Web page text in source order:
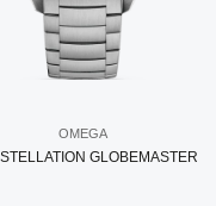
OMEGA
GLOBEMASTER